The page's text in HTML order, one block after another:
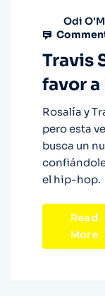
Odi
Travis
favor a
Rosalía y
pero esta
busca un
el hip-hop.
Read
More